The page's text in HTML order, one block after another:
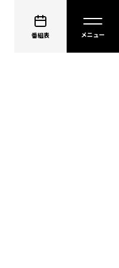
番組表